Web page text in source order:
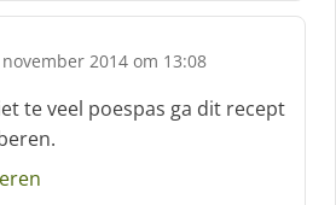
november 2014 om 13:08
te veel poespas ga dit recept